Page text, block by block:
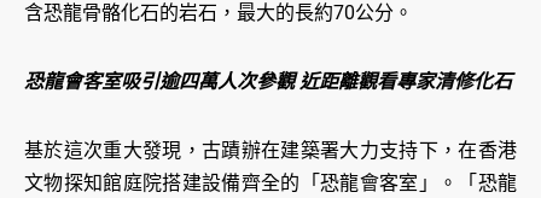
含恐龍骨骼化石的岩石，最大的長約70公分。
恐龍會客室吸引逾四萬人次參觀 近距離觀看專家清修化石
基於這次重大發現，古蹟辦在建築署大力支持下，在香港
文物探知館庭院搭建設備齊全的「恐龍會客室」。「恐龍